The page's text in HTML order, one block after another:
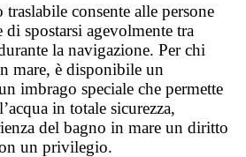
consente alle persone
spostarsi agevolmente tra
la navigazione. Per chi
mare, è disponibile un
imbrago speciale che permette
in totale sicurezza,
del bagno in mare un diritto
un privilegio.